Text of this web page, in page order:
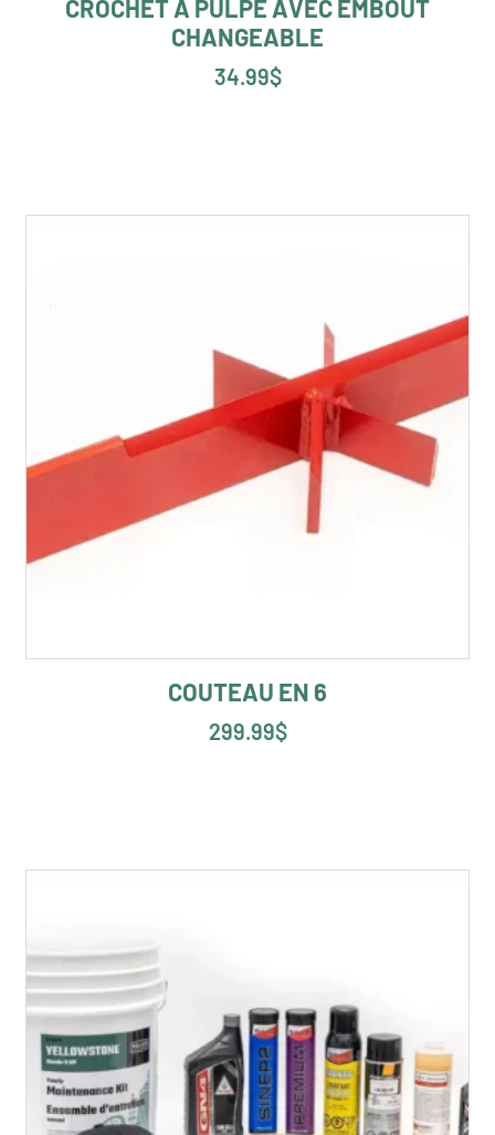
CROCHET À PULPE AVEC EMBOUT
CHANGEABLE
34.99$
COUTEAU EN 6
299.99$